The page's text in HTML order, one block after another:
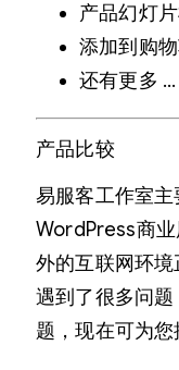
产品幻灯
添加到购
还有更多 …
产品比较
易服客工作室
WordPress商
外的互联网环
遇到了很多问
题，现在可为您